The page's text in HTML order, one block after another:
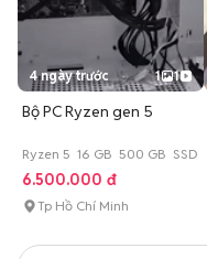
4 ngày trước 1 1
Bộ PC Ryzen gen 5
Ryzen 5 16 GB 500 GB SSD
6.500.000 đ
Tp Hồ Chí Minh